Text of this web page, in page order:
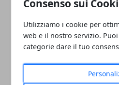
Consenso sui
Utilizziamo i cookie per
web e il nostro servizio.
categorie dare il tuo
05/11/2024